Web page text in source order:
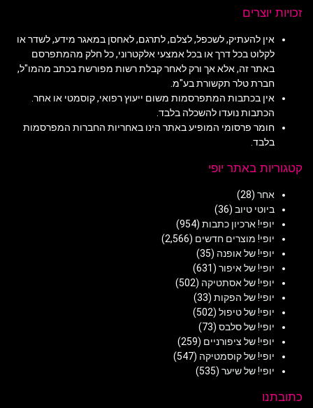
זכויות יוצרים
אין להעתיק, לשכפל, לצלם, לתרגם, לאחסן במאגר מידע, לשדר או
לקלוט בכל דרך או בכל אמצעי אלקטרוני, כל חלק מהמתפרסם
באתר זה, אלא אך ורק לאחר קבלת רשות מפורשת בכתב מהמו"ל,
חברת טלר תקשורת בע"מ.
אין בכתבות המתפרסמות משום ייעוץ רפואי, קוסמטי או אחר.
הכתבות נועדו להשכלה בלבד.
חומר פרסומי המופיע באתר הינו באחריות החברות המפרסמות
בלבד.
קטגוריות באתר יופי
אחר (28)
ביוטי טיוב (36)
יופי! ארכיון כתבות (954)
יופי! מוצרים חדשים (2,566)
יופי! של אופנה (35)
יופי! של איפור (631)
יופי! של אסתטיקה (502)
יופי! של הפקות (33)
יופי! של טיפול (502)
יופי! של סלבס (73)
יופי! של ציפורניים (259)
יופי! של קוסמטיקה (547)
יופי! של שיער (535)
כתובתנו